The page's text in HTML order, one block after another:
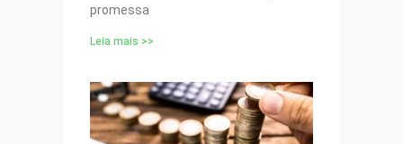
promessa
Leia mais >>